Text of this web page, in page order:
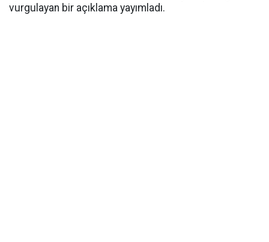
vurgulayan bir açıklama yayımladı.